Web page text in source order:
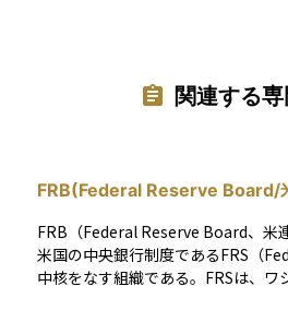
関連する
FRB(Federal Reserve Board/
FRB（Federal Reserve Board、米
米国の中央銀行制度であるFRS（
中核をなす組織である。FRSは、ワ